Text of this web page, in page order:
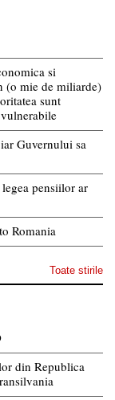
si
(o mie de miliarde)
sunt
Guvernului sa
pensiilor ar
Romania
Toate stirile
din Republica